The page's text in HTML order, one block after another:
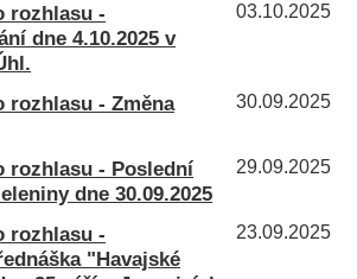
03.10.2025
rozhlasu -
dne 4.10.2025 v
30.09.2025
rozhlasu - Změna
29.09.2025
rozhlasu - Poslední
dne 30.09.2025
23.09.2025
rozhlasu -
"Havajské